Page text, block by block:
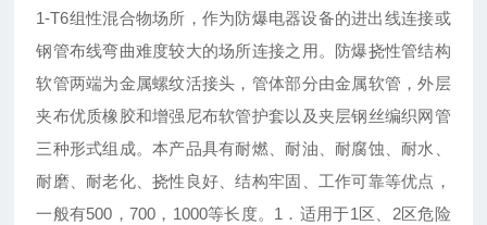
1-T6组性混合物场所，作为防爆电器设备的进出线连接或
钢管布线弯曲难度较大的场所连接之用。防爆挠性管结构
软管两端为金属螺纹活接头，管体部分由金属软管，外层
夹布优质橡胶和增强尼布软管护套以及夹层钢丝编织网管
三种形式组成。本产品具有耐燃、耐油、耐腐蚀、耐水、
耐磨、耐老化、挠性良好、结构牢固、工作可靠等优点，
一般有500，700，1000等长度。1．适用于1区、2区危险